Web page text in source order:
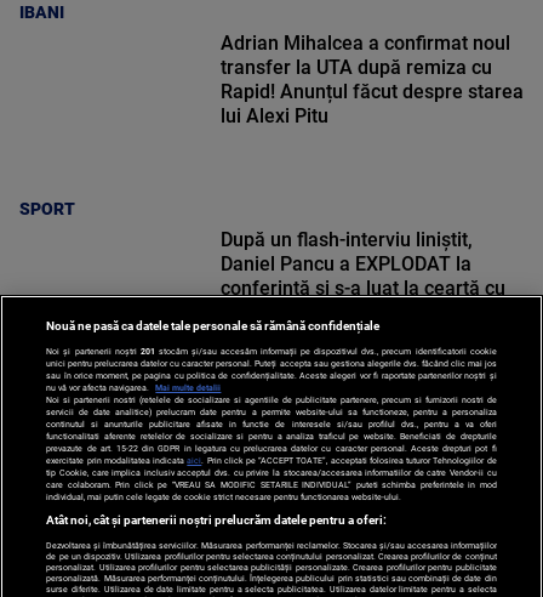
IBANI
SPORT
Adrian Mihalcea a confirmat noul
transfer la UTA după remiza cu
Rapid! Anunțul făcut despre starea
lui Alexi Pitu
SPORT
După un flash-interviu liniștit,
Daniel Pancu a EXPLODAT la
conferință și s-a luat la ceartă cu
strigați”
Nouă ne pasă ca datele tale personale să rămână confidențiale
Noi și partenerii noștri 201 stocăm și/sau accesăm informații pe dispozitivul dvs., precum identificatorii cookie
unici pentru prelucrarea datelor cu caracter personal. Puteți accepta sau gestiona alegerile dvs. făcând clic mai jos
sau în orice moment, pe pagina cu politica de confidențialitate. Aceste alegeri vor fi raportate partenerilor noștri și
nu vă vor afecta navigarea.
Mai multe detalii
Noi si partenerii nostri (retelele de socializare si agentiile de publicitate partenere, precum si furnizorii nostri de
servicii de date analitice) prelucram date pentru a permite website-ului sa functioneze, pentru a personaliza
continutul si anunturile publicitare afisate in functie de interesele si/sau profilul dvs., pentru a va oferi
functionalitati aferente retelelor de socializare si pentru a analiza traficul pe website. Beneficiati de drepturile
prevazute de art. 15-22 din GDPR in legatura cu prelucrarea datelor cu caracter personal. Aceste drepturi pot fi
exercitate prin modalitatea indicataaici . Prin click pe “ACCEPT TOATE”, acceptati folosirea tuturor Tehnologiilor de
tip Cookie, care implica inclusiv acceptul dvs. cu privire la stocarea/accesarea informatiilor de catre Vendor-ii cu
care colaboram. Prin click pe “VREAU SA MODIFIC SETARILE INDIVIDUAL” puteti schimba preferintele in mod
individual, mai putin cele legate de cookie strict necesare pentru functionarea website-ului.
Atât noi, cât și partenerii noștri prelucrăm datele pentru a oferi:
Dezvoltarea și îmbunătățirea serviciilor. Măsurarea performanței reclamelor. Stocarea și/sau accesarea informațiilor
de pe un dispozitiv. Utilizarea profilurilor pentru selectarea conținutului personalizat. Crearea profilurilor de conținut
personalizat. Utilizarea profilurilor pentru selectarea publicității personalizate. Crearea profilurilor pentru publicitate
personalizată. Măsurarea performanței conținutului. Înțelegerea publicului prin statistici sau combinații de date din
surse diferite. Utilizarea de date limitate pentru a selecta publicitatea. Utilizarea datelor limitate pentru a selecta